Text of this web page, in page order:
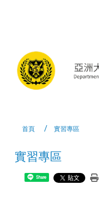
首頁 實習專區
實習專區
Share